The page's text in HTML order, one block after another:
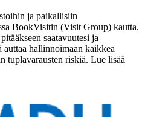
ja paikallisiin
BookVisitin (Visit Group) kautta.
saatavuutesi ja
hallinnoimaan kaikkea
tuplavarausten riskiä. Lue lisää